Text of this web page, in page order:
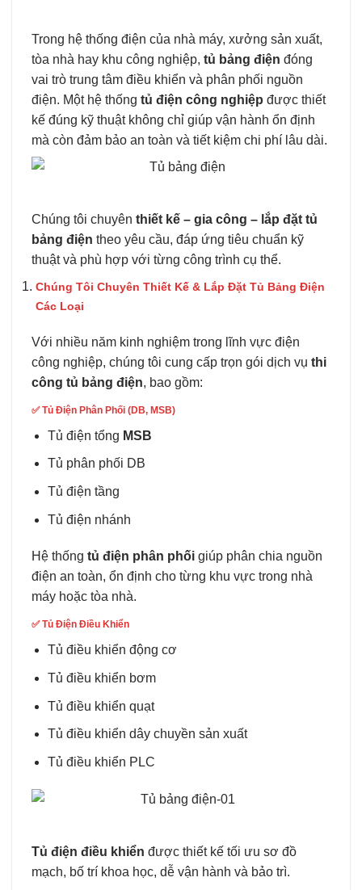
Trong hệ thống điện của nhà máy, xưởng sản xuất,
tòa nhà hay khu công nghiệp, tủ bảng điện đóng
vai trò trung tâm điều khiển và phân phối nguồn
điện. Một hệ thống tủ điện công nghiệp được thiết
kế đúng kỹ thuật không chỉ giúp vận hành ổn định
mà còn đảm bảo an toàn và tiết kiệm chi phí lâu dài.
Chúng tôi chuyên thiết kế – gia công – lắp đặt tủ
bảng điện theo yêu cầu, đáp ứng tiêu chuẩn kỹ
thuật và phù hợp với từng công trình cụ thể.
Chúng Tôi Chuyên Thiết Kế & Lắp Đặt Tủ Bảng Điện
Các Loại
Với nhiều năm kinh nghiệm trong lĩnh vực điện
công nghiệp, chúng tôi cung cấp trọn gói dịch vụ thi
công tủ bảng điện, bao gồm:
✅Tủ Điện Phân Phối (DB, MSB)
Tủ điện tổng MSB
Tủ phân phối DB
Tủ điện tầng
Tủ điện nhánh
Hệ thống tủ điện phân phối giúp phân chia nguồn
điện an toàn, ổn định cho từng khu vực trong nhà
máy hoặc tòa nhà.
✅Tủ Điện Điều Khiển
Tủ điều khiển động cơ
Tủ điều khiển bơm
Tủ điều khiển quạt
Tủ điều khiển dây chuyền sản xuất
Tủ điều khiển PLC
Tủ điện điều khiển được thiết kế tối ưu sơ đồ
mạch, bố trí khoa học, dễ vận hành và bảo trì.